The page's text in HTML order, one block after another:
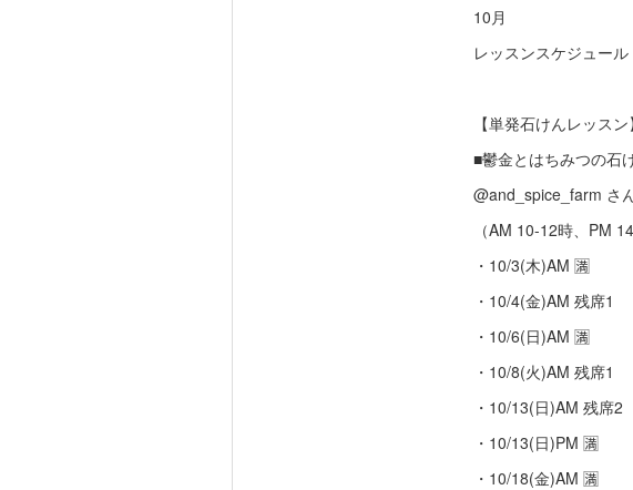
10月
レッスンスケジュール
【単発石けんレッスン
■鬱金とはちみつの石
@and_spice_farm さ
（AM 10-12時、PM
・10/3(木)AM 🈵
・10/4(金)AM 残席1
・10/6(日)AM 🈵
・10/8(火)AM 残席1
・10/13(日)AM 残席2
・10/13(日)PM 🈵
・10/18(金)AM 🈵